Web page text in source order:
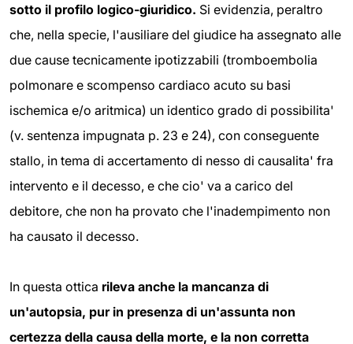
sotto il profilo logico-giuridico. Si evidenzia, peraltro
che, nella specie, l'ausiliare del giudice ha assegnato alle
due cause tecnicamente ipotizzabili (tromboembolia
polmonare e scompenso cardiaco acuto su basi
ischemica e/o aritmica) un identico grado di possibilita'
(v. sentenza impugnata p. 23 e 24), con conseguente
stallo, in tema di accertamento di nesso di causalita' fra
intervento e il decesso, e che cio' va a carico del
debitore, che non ha provato che l'inadempimento non
ha causato il decesso.
In questa ottica rileva anche la mancanza di
un'autopsia, pur in presenza di un'assunta non
certezza della causa della morte, e la non corretta